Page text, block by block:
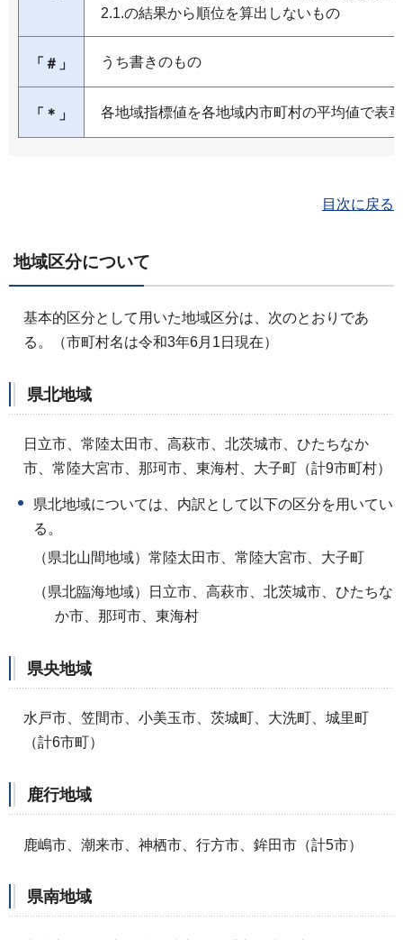
2.1.の結果から順位を算出しないもの
「＃」 うち書きのもの
「＊」 各地域指標値を各地域内市町村の平均値で表
目次に戻る
地域区分について
基本的区分として用いた地域区分は、次のとおりであ
る。（市町村名は令和3年6月1日現在）
県北地域
日立市、常陸太田市、高萩市、北茨城市、ひたちなか
市、常陸大宮市、那珂市、東海村、大子町（計9市町村）
県北地域については、内訳として以下の区分を用いてい
る。
（県北山間地域）常陸太田市、常陸大宮市、大子町
（県北臨海地域）日立市、高萩市、北茨城市、ひたちな
か市、那珂市、東海村
県央地域
水戸市、笠間市、小美玉市、茨城町、大洗町、城里町
（計6市町）
鹿行地域
鹿嶋市、潮来市、神栖市、行方市、鉾田市（計5市）
県南地域